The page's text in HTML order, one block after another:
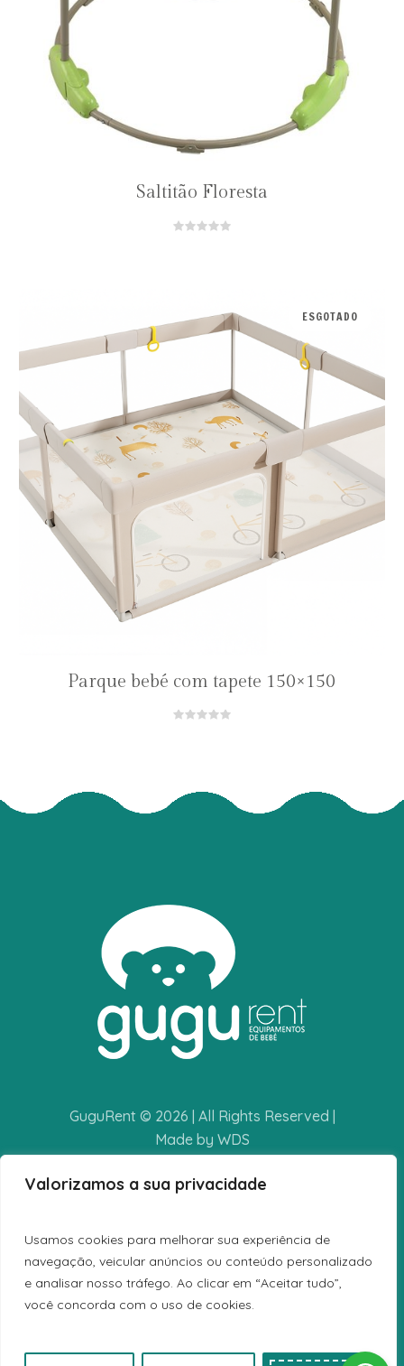
Valorizamos a sua privacidade
Usamos cookies para melhorar sua experiência de
navegação, veicular anúncios ou conteúdo personalizado
e analisar nosso tráfego. Ao clicar em “Aceitar tudo”,
você concorda com o uso de cookies.
Saltitão Floresta
ESGOTADO
Parque bebé com tapete 150×150
GuguRent © 2026 | All Rights Reserved |
Made by WDS
TERMOS E CONDIÇÕES
LIVRO DE RECLAMAÇÕES